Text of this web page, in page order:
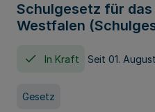
Schulgesetz für
Westfalen
In Kraft Seit 01.
Gesetz